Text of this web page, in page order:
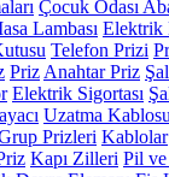
Çocuk Odası
Lambası Elektrik
Telefon Prizi
Priz Anahtar Priz
Elektrik Sigortası
Uzatma
Prizleri Kablolar
Kapı Zilleri Pil ve